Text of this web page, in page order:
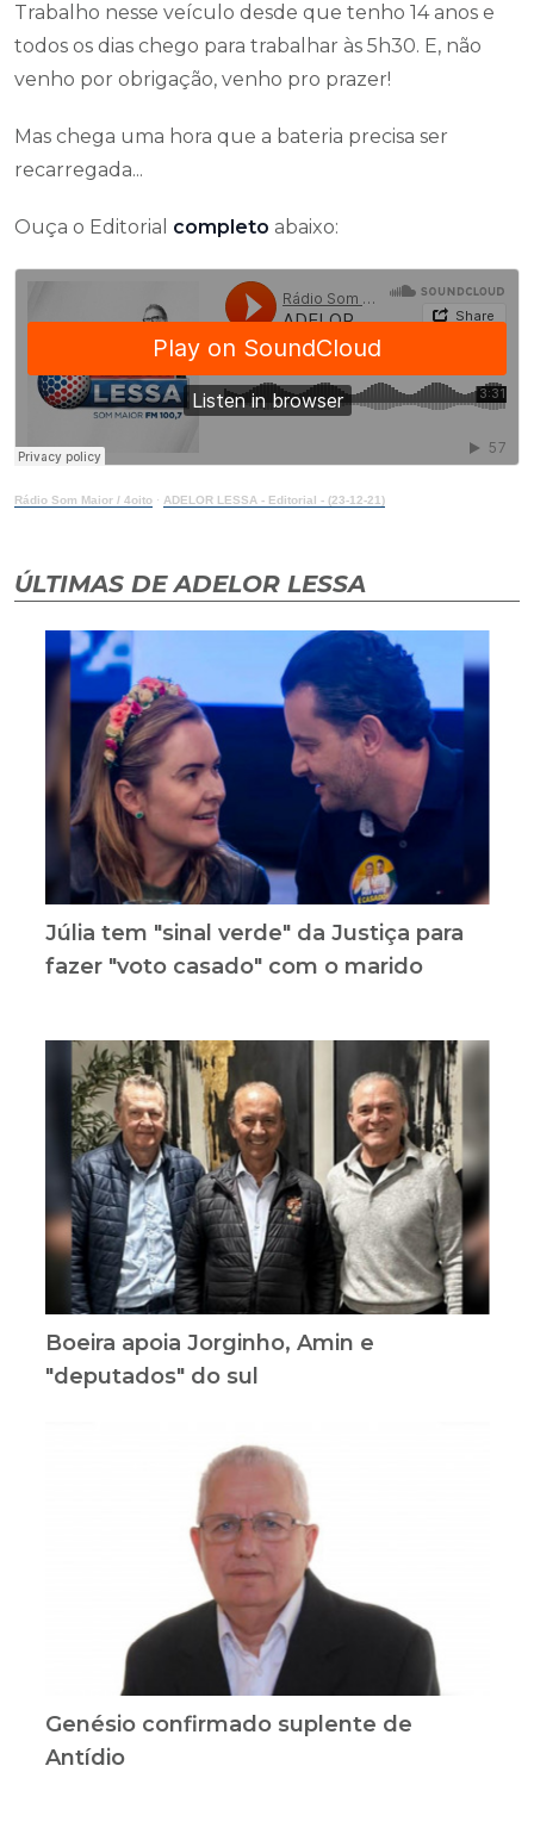
Trabalho nesse veículo desde que tenho 14 anos e
todos os dias chego para trabalhar às 5h30. E, não
venho por obrigação, venho pro prazer!
Mas chega uma hora que a bateria precisa ser
recarregada...
Ouça o Editorial completo abaixo:
Rádio Som Maior / 4oito · ADELOR LESSA - Editorial - (23-12-21)
ÚLTIMAS DE ADELOR LESSA
Júlia tem "sinal verde" da Justiça para
fazer "voto casado" com o marido
Boeira apoia Jorginho, Amin e
"deputados" do sul
Genésio confirmado suplente de
Antídio